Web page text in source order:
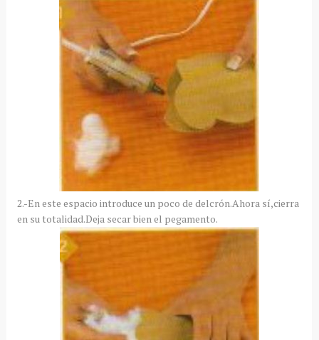
2.-En este espacio introduce un poco de delcrón.Ahora sí,cierra
en su totalidad.Deja secar bien el pegamento.